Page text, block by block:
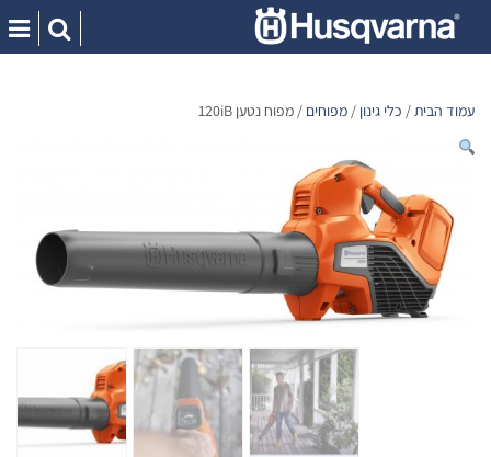
content
עמוד הבית/ כלי גינון / מפוחים / מפוח נטען 120iB